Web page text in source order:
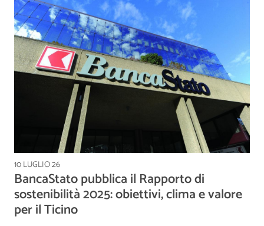
10 LUGLIO 26
BancaStato pubblica il Rapporto di
sostenibilità 2025: obiettivi, clima e valore
per il Ticino